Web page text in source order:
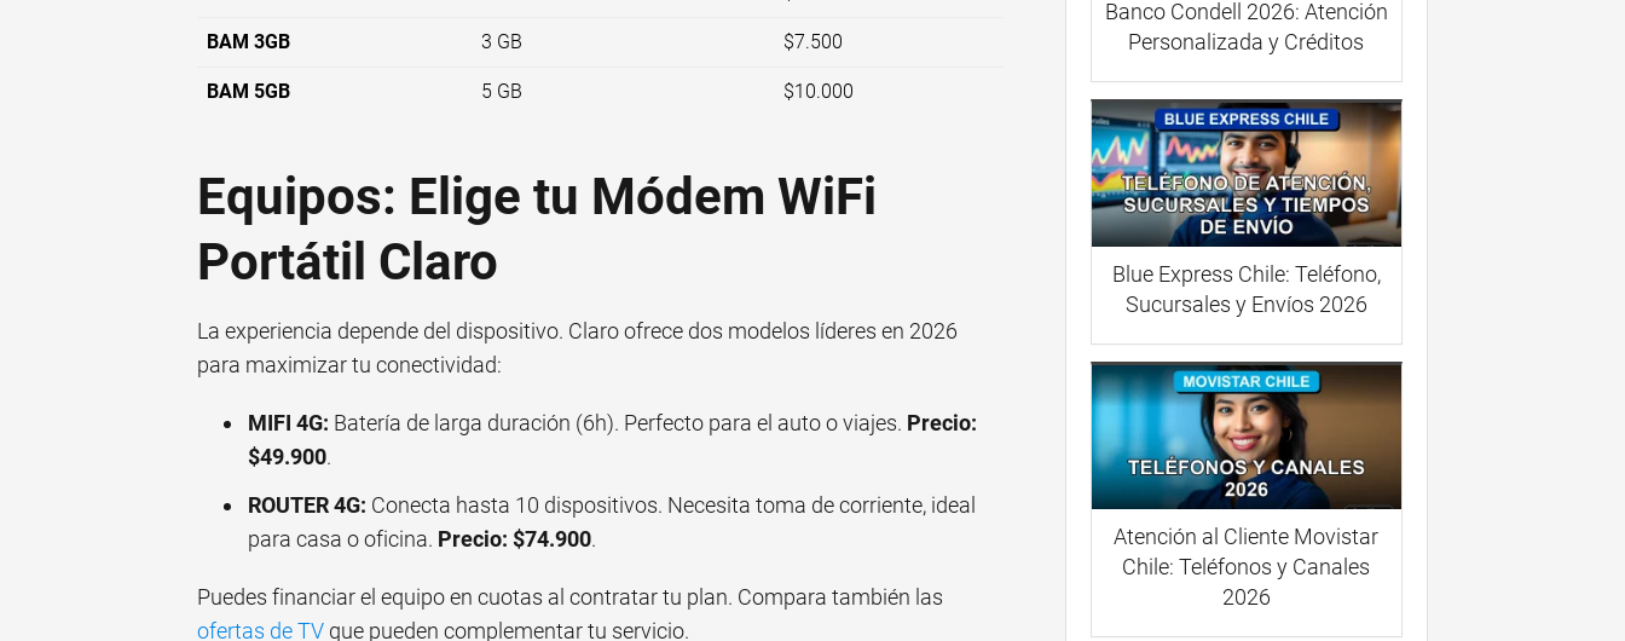
BAM 3GB 3 GB $7.500
BAM 5GB 5 GB $10.000
Equipos: Elige tu Módem WiFi
Portátil Claro
La experiencia depende del dispositivo. Claro ofrece dos modelos líderes en 2026
para maximizar tu conectividad:
MIFI 4G: Batería de larga duración (6h). Perfecto para el auto o viajes. Precio:
$49.900.
ROUTER 4G: Conecta hasta 10 dispositivos. Necesita toma de corriente, ideal
para casa o oficina. Precio: $74.900.
Puedes financiar el equipo en cuotas al contratar tu plan. Compara también las
ofertas de TV que pueden complementar tu servicio.
Banco Condell 2026: Atención
Personalizada y Créditos
Blue Express Chile: Teléfono,
Sucursales y Envíos 2026
Atención al Cliente Movistar
Chile: Teléfonos y Canales
2026